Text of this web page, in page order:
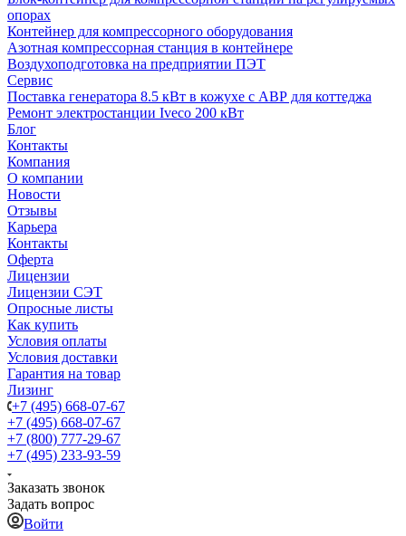
опорах
Контейнер для компрессорного оборудования
Азотная компрессорная станция в контейнере
Воздухоподготовка на предприятии ПЭТ
Сервис
Поставка генератора 8.5 кВт в кожухе с АВР для коттеджа
Ремонт электростанции Iveco 200 кВт
Блог
Контакты
Компания
О компании
Новости
Отзывы
Карьера
Контакты
Оферта
Лицензии
Лицензии СЭТ
Опросные листы
Как купить
Условия оплаты
Условия доставки
Гарантия на товар
Лизинг
+7 (495) 668-07-67
+7 (495) 668-07-67
+7 (800) 777-29-67
+7 (495) 233-93-59
Заказать звонок
Задать вопрос
Войти